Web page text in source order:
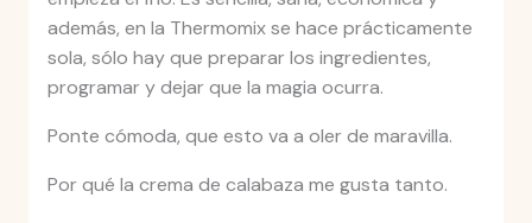
además, en la Thermomix se hace prácticamente
sola, sólo hay que preparar los ingredientes,
programar y dejar que la magia ocurra.
Ponte cómoda, que esto va a oler de maravilla.
Por qué la crema de calabaza me gusta tanto.